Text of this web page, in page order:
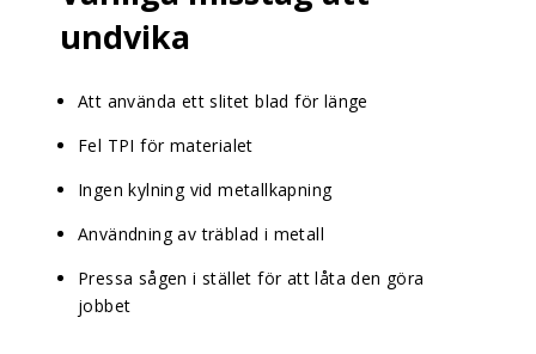
undvika
Att använda ett slitet blad för länge
Fel TPI för materialet
Ingen kylning vid metallkapning
Användning av träblad i metall
Pressa sågen i stället för att låta den göra
jobbet